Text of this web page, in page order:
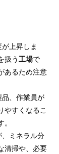
上昇しま
扱う工場で
あるため注意
、作業員が
やすくなるこ
ミネラル分
清掃や、必要